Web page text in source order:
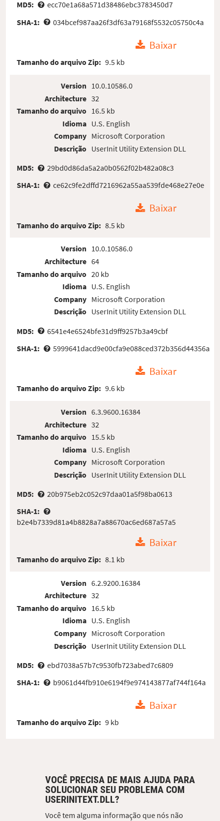
MD5:
ecc70e1a68a571d38486ebc3783450d7
SHA-1:
034bcef987aa26f3df63a79168f5532c05750c4a
Baixar
Tamanho do arquivo Zip: 9.5 kb
Version
Architecture
Tamanho do arquivo
Idioma
Company
Descrição
10.0.10586.0
32
16.5 kb
U.S. English
Microsoft Corporation
UserInit Utility Extension DLL
MD5:
29bd0d86da5a2a0b0562f02b482a08c3
SHA-1:
ce62c9fe2dffd7216962a55aa539fde468e27e0e
Baixar
Tamanho do arquivo Zip: 8.5 kb
Version
Architecture
Tamanho do arquivo
Idioma
Company
Descrição
10.0.10586.0
64
20 kb
U.S. English
Microsoft Corporation
UserInit Utility Extension DLL
MD5:
6541e4e6524bfe31d9ff9257b3a49cbf
SHA-1:
5999641dacd9e00cfa9e088ced372b356d44356a
Baixar
Tamanho do arquivo Zip: 9.6 kb
Version
Architecture
Tamanho do arquivo
Idioma
Company
Descrição
6.3.9600.16384
32
15.5 kb
U.S. English
Microsoft Corporation
UserInit Utility Extension DLL
MD5:
20b975eb2c052c97daa01a5f98ba0613
SHA-1:
b2e4b7339d81a4b8828a7a88670ac6ed687a57a5
Baixar
Tamanho do arquivo Zip: 8.1 kb
Version
Architecture
Tamanho do arquivo
Idioma
Company
Descrição
6.2.9200.16384
32
16.5 kb
U.S. English
Microsoft Corporation
UserInit Utility Extension DLL
MD5:
ebd7038a57b7c9530fb723abed7c6809
SHA-1:
b9061d44fb910e6194f9e974143877af744f164a
Baixar
Tamanho do arquivo Zip: 9 kb
VOCÊ PRECISA DE MAIS AJUDA PARA
SOLUCIONAR SEU PROBLEMA COM
USERINITEXT.DLL?
Você tem alguma informação que nós não